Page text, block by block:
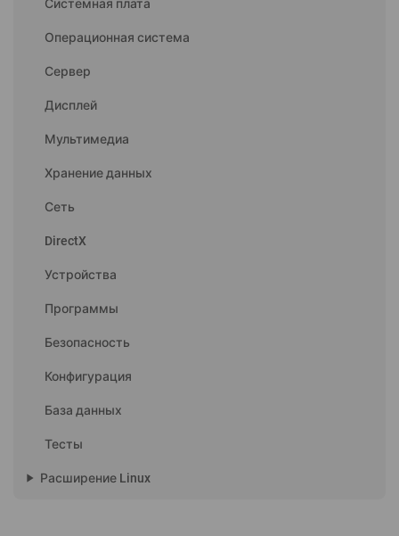
Системная плата
Операционная система
Сервер
Дисплей
Мультимедиа
Хранение данных
Сеть
DirectX
Устройства
Программы
Безопасность
Конфигурация
База данных
Тесты
play_arrow Расширение Linux